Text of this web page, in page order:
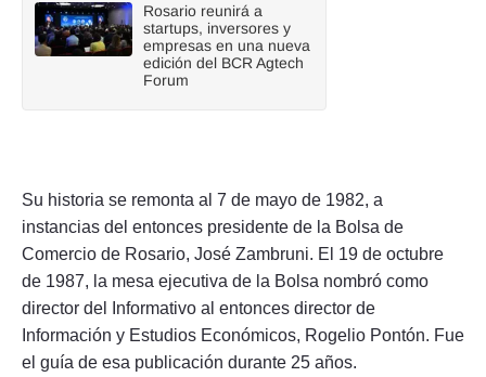
Rosario reunirá a
startups, inversores y
empresas en una nueva
edición del BCR Agtech
Forum
Su historia se remonta al 7 de mayo de 1982, a
instancias del entonces presidente de la Bolsa de
Comercio de Rosario, José Zambruni. El 19 de octubre
de 1987, la mesa ejecutiva de la Bolsa nombró como
director del Informativo al entonces director de
Información y Estudios Económicos, Rogelio Pontón. Fue
el guía de esa publicación durante 25 años.